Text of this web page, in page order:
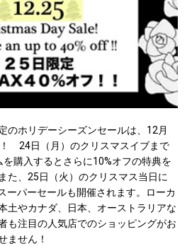
のホリデーシーズンセールは、12月
24日（月）のクリスマスイブまで
購入するとさらに10%オフの特典を
た、25日（火）のクリスマス当日に
ーパーセールも開催されます。ローカ
土やカナダ、日本、オーストラリアな
も注目の人気店でのショッピングがお
ません！